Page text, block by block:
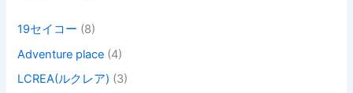
19セイコー (8)
Adventure place (4)
LCREA(ルクレア) (3)